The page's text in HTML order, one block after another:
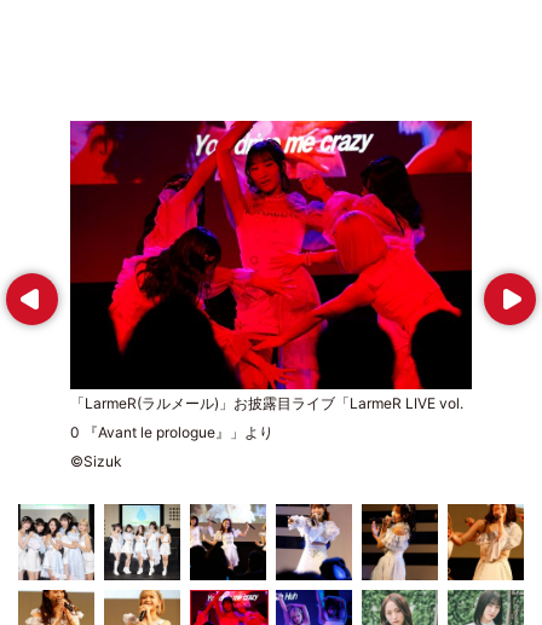
Prev
「LarmeR(ラルメール)」お披露目ライブ「LarmeR LIVE vol.
0 『Avant le prologue』」より
©︎Sizuk
Next